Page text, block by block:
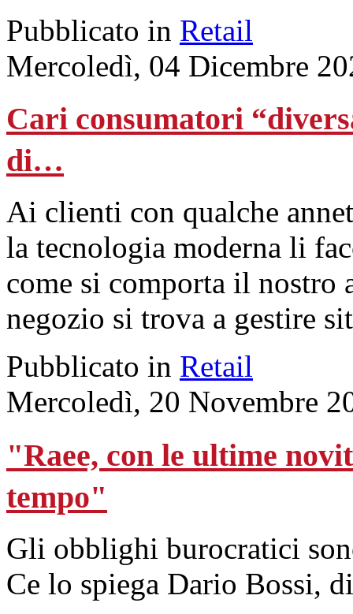
Pubblicato in Retail
Mercoledì, 04 Dicembre
Cari consumatori
di…
Ai clienti con qualche
la tecnologia moderna li
come si comporta il nostro
negozio si trova a gestire
Pubblicato in Retail
Mercoledì, 20 Novembre
"Raee, con le ultime
tempo"
Gli obblighi burocratici
Ce lo spiega Dario Bossi,